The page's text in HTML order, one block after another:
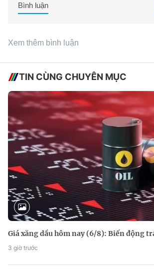
Bình luận
Xem thêm bình luận
TIN CÙNG CHUYÊN MỤC
Giá xăng dầu hôm nay (6/8): Biến động
3 giờ trước